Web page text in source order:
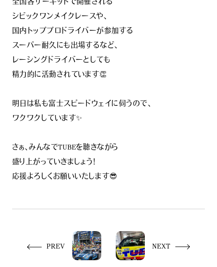
全国各サーキットで開催される
シビックワンメイクレースや、
国内トッププロドライバーが参加する
スーパー耐久にも出場するなど、
レーシングドライバーとしても
精力的に活動されています👏
明日は私も富士スピードウェイに伺うので、
ワクワクしています✨
さぁ、みんなでTUBEを聴きながら
盛り上がっていきましょう！
応援よろしくお願いいたします😎
PREV NEXT